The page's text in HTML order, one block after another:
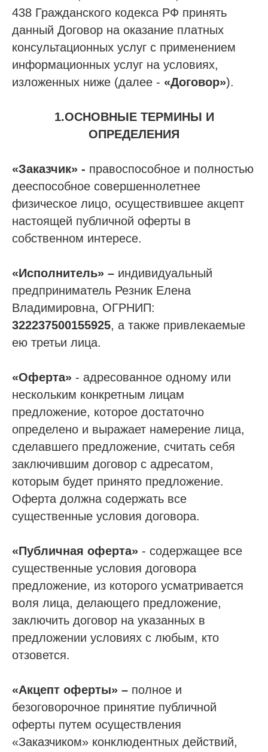
438 Гражданского кодекса РФ принять
данный Договор на оказание платных
консультационных услуг с применением
информационных услуг на условиях,
изложенных ниже (далее - «Договор»).
1.ОСНОВНЫЕ ТЕРМИНЫ И
ОПРЕДЕЛЕНИЯ
«Заказчик» - правоспособное и полностью
дееспособное совершеннолетнее
физическое лицо, осуществившее акцепт
настоящей публичной оферты в
собственном интересе.
«Исполнитель» – индивидуальный
предприниматель Резник Елена
Владимировна, ОГРНИП:
322237500155925, а также привлекаемые
ею третьи лица.
«Оферта» - адресованное одному или
нескольким конкретным лицам
предложение, которое достаточно
определено и выражает намерение лица,
сделавшего предложение, считать себя
заключившим договор с адресатом,
которым будет принято предложение.
Оферта должна содержать все
существенные условия договора.
«Публичная оферта» - содержащее все
существенные условия договора
предложение, из которого усматривается
воля лица, делающего предложение,
заключить договор на указанных в
предложении условиях с любым, кто
отзовется.
«Акцепт оферты» – полное и
безоговорочное принятие публичной
оферты путем осуществления
«Заказчиком» конклюдентных действий,